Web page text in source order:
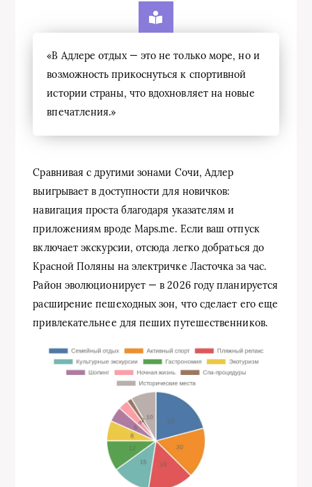
«В Адлере отдых — это не только море, но и
возможность прикоснуться к спортивной
истории страны, что вдохновляет на новые
впечатления.»
Сравнивая с другими зонами Сочи, Адлер
выигрывает в доступности для новичков:
навигация проста благодаря указателям и
приложениям вроде Maps.me. Если ваш отпуск
включает экскурсии, отсюда легко добраться до
Красной Поляны на электричке Ласточка за час.
Район эволюционирует — в 2026 году планируется
расширение пешеходных зон, что сделает его еще
привлекательнее для пеших путешественников.